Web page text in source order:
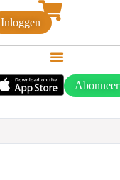
Inloggen
Abonneer